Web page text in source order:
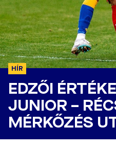
HÍR
EDZŐI
JUNIOR –
MÉRKŐZÉS